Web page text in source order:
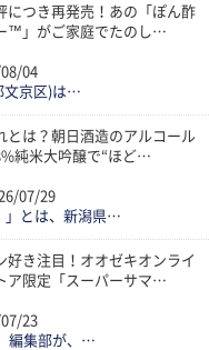
につき再発売！あの「ぽん酢
™」がご家庭でたのし…
04
文京区)は…
とは？朝日酒造のアルコール
純米大吟醸で“ほど…
07/29
」とは、新潟県…
好き注目！オオゼキオンライ
ア限定「スーパーサマ…
23
編集部が、…